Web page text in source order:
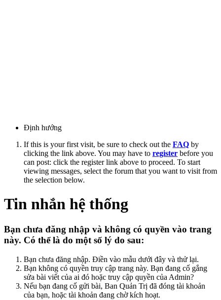
Định hướng
If this is your first visit, be sure to check out the FAQ by
clicking the link above. You may have to register before you
can post: click the register link above to proceed. To start
viewing messages, select the forum that you want to visit from
the selection below.
Tin nhắn hệ thống
Bạn chưa đăng nhập và không có quyền vào trang
này. Có thể là do một số lý do sau:
Bạn chưa đăng nhập. Điền vào mẫu dưới đây và thử lại.
Bạn không có quyền truy cập trang này. Bạn đang cố gắng
sửa bài viết của ai đó hoặc truy cập quyền của Admin?
Nếu bạn đang cố gửi bài, Ban Quản Trị đã đóng tài khoản
của bạn, hoặc tài khoản đang chờ kích hoạt.